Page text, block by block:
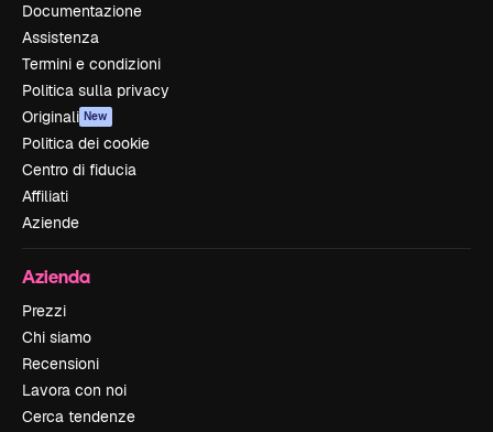
Documentazione
Assistenza
Termini e condizioni
Politica sulla privacy
Originali New
Politica dei cookie
Centro di fiducia
Affiliati
Aziende
Azienda
Prezzi
Chi siamo
Recensioni
Lavora con noi
Cerca tendenze